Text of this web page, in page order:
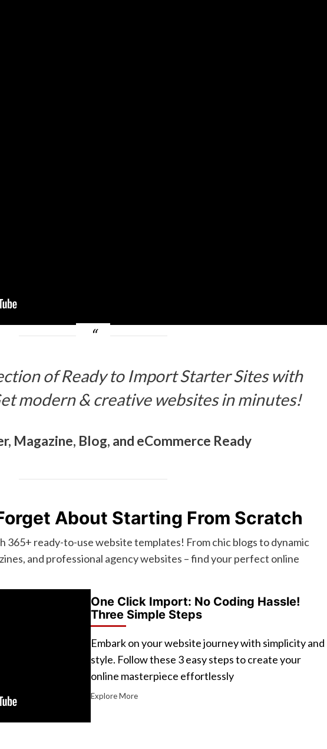
of Ready to Import Starter Sites with
modern & creative websites in minutes!
Magazine, Blog, and eCommerce Ready
About Starting From Scratch
365+ ready-to-use website templates! From chic blogs to dynamic
and professional agency websites – find your perfect online
One Click Import: No Coding Hassle!
Three Simple Steps
Embark on your website journey with simplicity and
style. Follow these 3 easy steps to create your
online masterpiece effortlessly
Explore More